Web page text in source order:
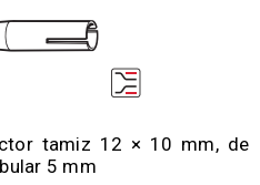
tamiz 12 × 10 mm, de
5 mm